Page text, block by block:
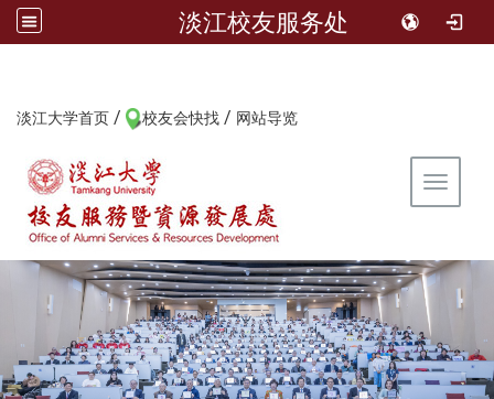
淡江校友服务处
淡江大学首页 / 校友会快找 / 网站导览
Toggle